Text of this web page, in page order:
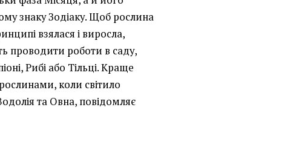
знаку Зодіаку. Щоб рослина
взялася і виросла,
проводити роботи в саду,
Рибі або Тільці. Краще
коли світило
та Овна, повідомляє